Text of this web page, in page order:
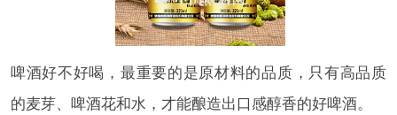
啤酒好不好喝，最重要的是原材料的品质，只有高品质
的麦芽、啤酒花和水，才能酿造出口感醇香的好啤酒。